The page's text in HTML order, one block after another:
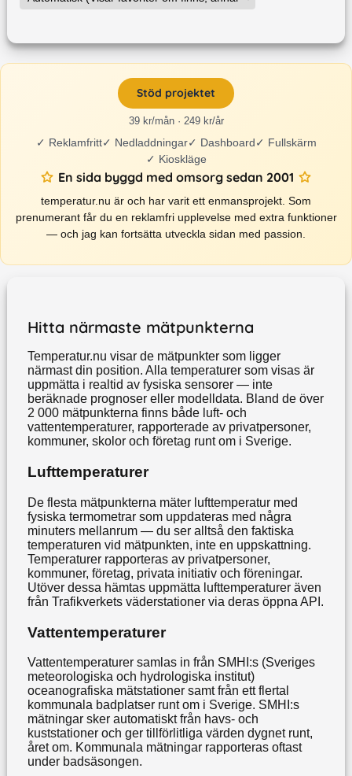
Stöd projektet
39 kr/mån · 249 kr/år
✓ Reklamfritt✓ Nedladdningar✓ Dashboard✓ Fullskärm
✓ Kioskläge
En sida byggd med omsorg sedan 2001
temperatur.nu är och har varit ett enmansprojekt. Som
prenumerant får du en reklamfri upplevelse med extra funktioner
— och jag kan fortsätta utveckla sidan med passion.
Hitta närmaste mätpunkterna
Temperatur.nu visar de mätpunkter som ligger
närmast din position. Alla temperaturer som visas är
uppmätta i realtid av fysiska sensorer — inte
beräknade prognoser eller modelldata. Bland de över
2 000 mätpunkterna finns både luft- och
vattentemperaturer, rapporterade av privatpersoner,
kommuner, skolor och företag runt om i Sverige.
Lufttemperaturer
De flesta mätpunkterna mäter lufttemperatur med
fysiska termometrar som uppdateras med några
minuters mellanrum — du ser alltså den faktiska
temperaturen vid mätpunkten, inte en uppskattning.
Temperaturer rapporteras av privatpersoner,
kommuner, företag, privata initiativ och föreningar.
Utöver dessa hämtas uppmätta lufttemperaturer även
från Trafikverkets väderstationer via deras öppna API.
Vattentemperaturer
Vattentemperaturer samlas in från SMHI:s (Sveriges
meteorologiska och hydrologiska institut)
oceanografiska mätstationer samt från ett flertal
kommunala badplatser runt om i Sverige. SMHI:s
mätningar sker automatiskt från havs- och
kuststationer och ger tillförlitliga värden dygnet runt,
året om. Kommunala mätningar rapporteras oftast
under badsäsongen.